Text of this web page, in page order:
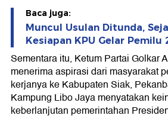
Baca juga:
Muncul Usulan Ditunda,
Kesiapan KPU Gelar Pemilu
Sementara itu, Ketum Partai Golkar
menerima aspirasi dari masyarakat
kerjanya ke Kabupaten Siak,
Kampung Libo Jaya menyatakan
keberlanjutan pemerintahan